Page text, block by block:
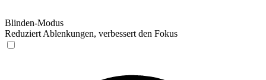
Blinden-Modus
Reduziert Ablenkungen, verbessert den Fokus